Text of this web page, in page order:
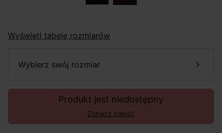
Wyświetl tabelę rozmiarów
wybierz swój rozmiar
Produkt jest niedostępny
Zobacz całość